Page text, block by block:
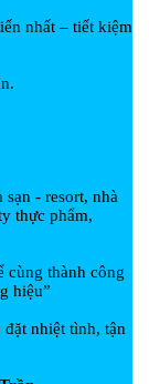
nhất – tiết kiệm
- resort, nhà
thực phẩm,
thành công
hiệu”
nhiệt tình, tận